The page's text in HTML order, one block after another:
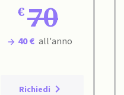
70
40 € all'anno
Richiedi